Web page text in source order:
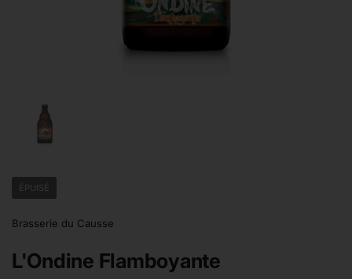
ÉPUISÉ
Brasserie du Causse
L'Ondine Flamboyante